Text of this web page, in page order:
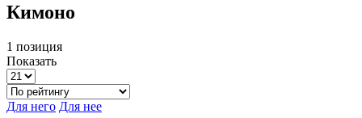
Кимоно
1 позиция
Показать
Для него Для нее